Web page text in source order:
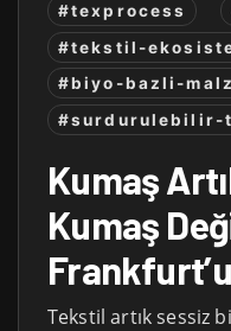
#texprocess
#tekstil-
#biyo-bazli-
#surdurulebilir-
Kumaş
Kumaş
Tekstil artık sessiz